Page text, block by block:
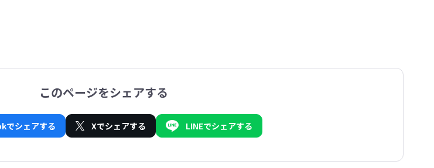
このページをシェアする
でシェアする Xでシェアする LINEでシェアする